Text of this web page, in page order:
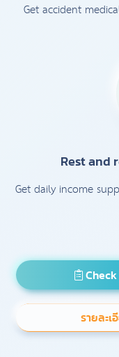
Get accident
Rest and
Get daily income
รายละ